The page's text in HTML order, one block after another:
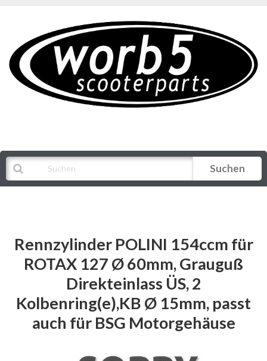
Suchen
Rennzylinder POLINI 154ccm für
ROTAX 127 Ø 60mm, Grauguß
Direkteinlass ÜS, 2
Kolbenring(e),KB Ø 15mm, passt
auch für BSG Motorgehäuse